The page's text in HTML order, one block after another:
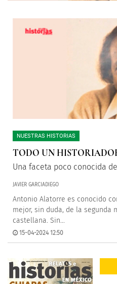
NUESTRAS HISTORIAS
TODO UN
Una faceta poco conocida
JAVIER GARCIADIEGO
Antonio Alatorre es conocido
mejor, sin duda, de la segunda
castellana. Sin...
15-04-2024 12:50